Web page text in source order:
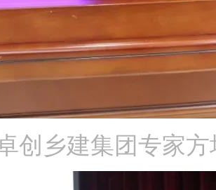
创乡建集团专家